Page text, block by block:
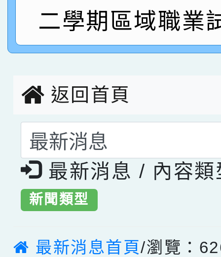
指導老師林老師
賽 劉文瑛教師榮獲教
臺灣台語-第二名
賀！本校參與2026世
市賽榮獲科學小創客佳
二學期區域職業
返回首頁
選擇後頁面內容會更
最新消息 / 內容類
新聞類型
最新消息首頁/瀏覽：